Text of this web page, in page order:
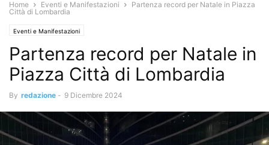
Home Eventi e Manifestazioni
Partenza record per Natale in Piazza
Città di Lombardia
Eventi e Manifestazioni
Partenza record per Natale in
Piazza Città di Lombardia
By redazione - 9 Dicembre 2024